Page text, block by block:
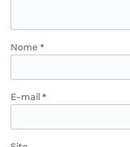
Nome *
E-mail *